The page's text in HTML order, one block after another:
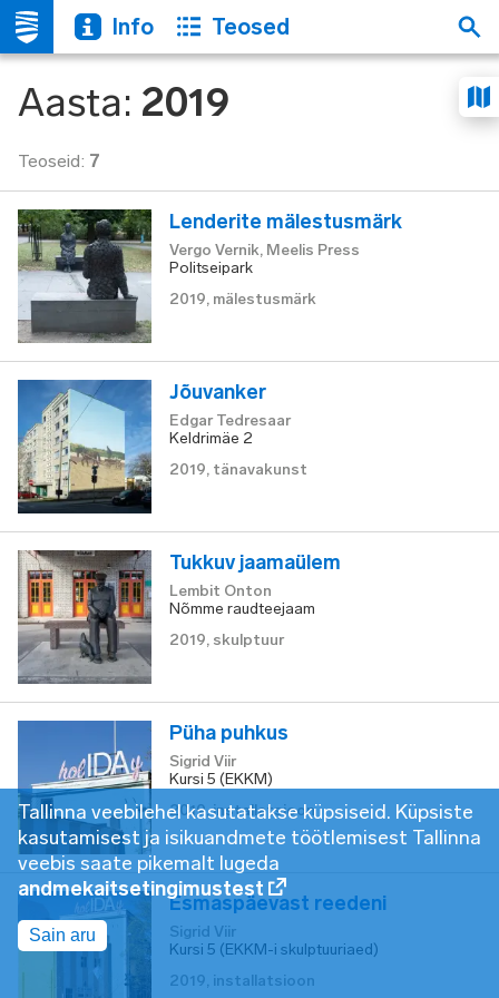
Info Teosed
Aasta: 2019
Teoseid: 7
Lenderite mälestusmärk
Vergo Vernik, Meelis Press
Politseipark
2019, mälestusmärk
Jõuvanker
Edgar Tedresaar
Keldrimäe 2
2019, tänavakunst
Tukkuv jaamaülem
Lembit Onton
Nõmme raudteejaam
2019, skulptuur
Püha puhkus
Sigrid Viir
Kursi 5 (EKKM)
2019,installatsioon
Esmaspäevast reedeni
Sigrid Viir
Kursi 5 (EKKM-i skulptuuriaed)
2019, installatsioon
Tallinna veebilehel kasutatakse küpsiseid. Küpsiste
kasutamisest ja isikuandmete töötlemisest Tallinna
veebis saate pikemalt lugeda
andmekaitsetingimustest
Sain aru